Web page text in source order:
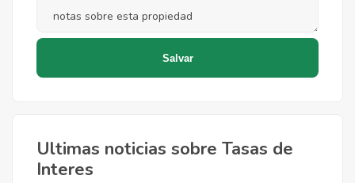
Ultimas noticias sobre Tasas de
Interes